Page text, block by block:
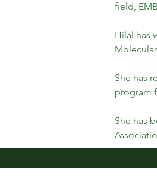
field,
Hilal has
She has
program
She has